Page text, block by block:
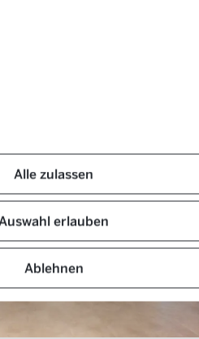
Alle zulassen
Auswahl erlauben
Ablehnen